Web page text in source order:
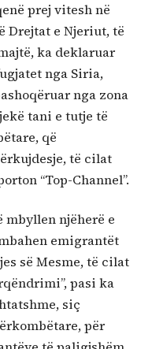
prej vitesh në
Drejtat e Njeriut, të
ka deklaruar
nga Siria,
nga zona
tani e tutje të
që
të cilat
“Top-Channel”.
mbyllen njëherë e
emigrantët
së Mesme, të cilat
pasi ka
siç
për